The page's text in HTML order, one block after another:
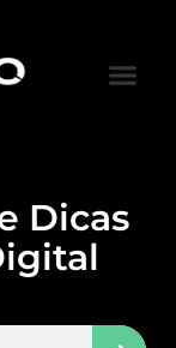
Dicas